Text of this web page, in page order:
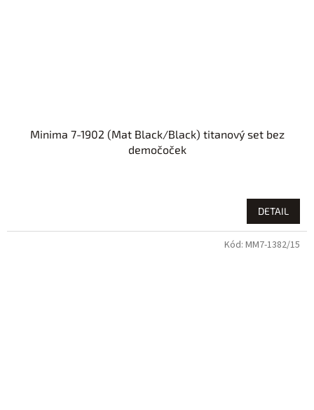
Minima 7-1902 (Mat Black/Black) titanový set bez
demočoček
DETAIL
Kód: MM7-1382/15